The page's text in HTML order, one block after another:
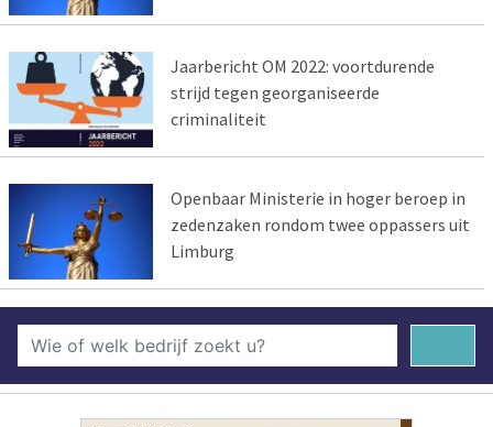
Jaarbericht OM 2022: voortdurende
strijd tegen georganiseerde
criminaliteit
Openbaar Ministerie in hoger beroep in
zedenzaken rondom twee oppassers uit
Limburg